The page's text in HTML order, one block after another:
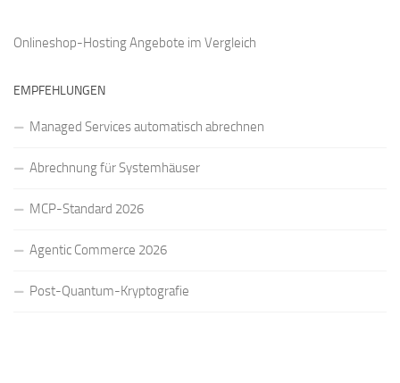
Onlineshop-Hosting Angebote im Vergleich
EMPFEHLUNGEN
Managed Services automatisch abrechnen
Abrechnung für Systemhäuser
MCP-Standard 2026
Agentic Commerce 2026
Post-Quantum-Kryptografie